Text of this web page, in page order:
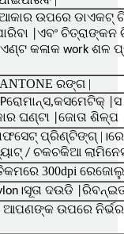
ଉପରେ ଡାଏକଟ୍
|ଏବଂ ଚିତ୍ରାଙ୍କନ
କଳାକ work ଶଳ
ରଙ୍ଗ |
Pରୋମାନ୍ସ,କସମେଟିକ୍ |ସ
ଘଣ୍ଟା |ଜୋତା ଶିଳ୍ପ
ପ୍ରିଣ୍ଟିଙ୍ଗ୍ |
/ ଚକଚକିଆ
300dpi
ଦଉଡି
ଆପଣଙ୍କ ଉପରେ